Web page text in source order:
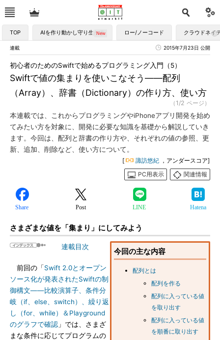
TOP AIを作り動かし守り生かす ロー/ノーコード クラウドネイ
連載 2015年7月23日 公開
Swiftで値の集まりを使いこなそう――配列
（Array）、辞書（Dictionary）の作り方、使い方
初心者のためのSwiftで始めるプログラミング入門（5）
（1/2 ページ）
本連載では、これからプログラミングやiPhoneアプリ開発を始め
てみたい方を対象に、開発に必要な知識を基礎から解説していき
ます。今回は、配列と辞書の作り方や、それぞれの値の参照、更
新、追加、削除など、使い方について。
[ 諏訪悠紀 ，アンダースコア]
PC用表示
関連情報
Share Post LINE Hatena
さまざまな値を「集まり」にしてみよう
今回の主な内容
配列とは
配列を作る
配列に入っている値
を取り出す
配列に入っている値
を順番に取り出す
連載目次
前回の「Swift 2.0とオープン
ソース化が発表されたSwiftの制
御構文――比較演算子、条件分
岐（if、else、switch）、繰り返
し（for、while）＆Playground
のグラフで確認 」では、さまざ
まな条件に応じてプログラムの